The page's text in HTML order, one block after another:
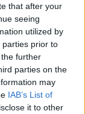
that after your
seeing
utilized by
parties prior to
further
parties on the
may
IAB’s List of
it to other
Luxus, für den
Oak von
freies